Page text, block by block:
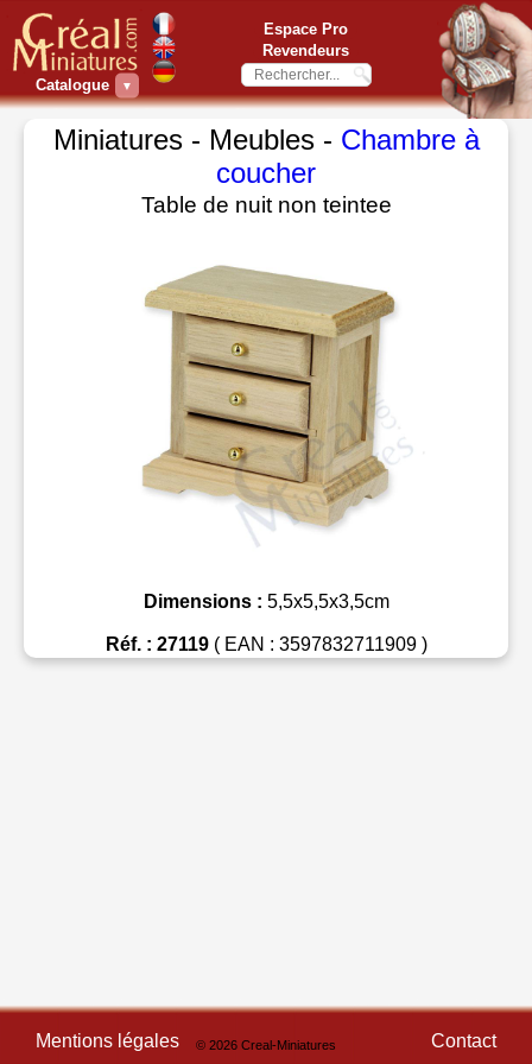
Catalogue ▼
Espace Pro
Revendeurs
Miniatures - Meubles - Chambre à
coucher
Table de nuit non teintee
Dimensions : 5,5x5,5x3,5cm
Réf. : 27119( EAN : 3597832711909 )
Mentions légales © 2026 Creal-Miniatures Contact